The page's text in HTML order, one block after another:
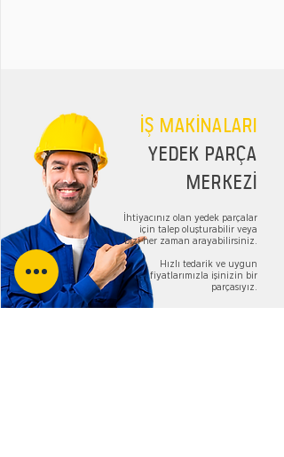
İŞ MAKİNALARI
YEDEK PARÇA
MERKEZİ
İhtiyacınız olan yedek parçalar
için talep oluşturabilir veya
bizi her zaman arayabilirsiniz.
Hızlı tedarik ve uygun
fiyatlarımızla işinizin bir
parçasıyız.